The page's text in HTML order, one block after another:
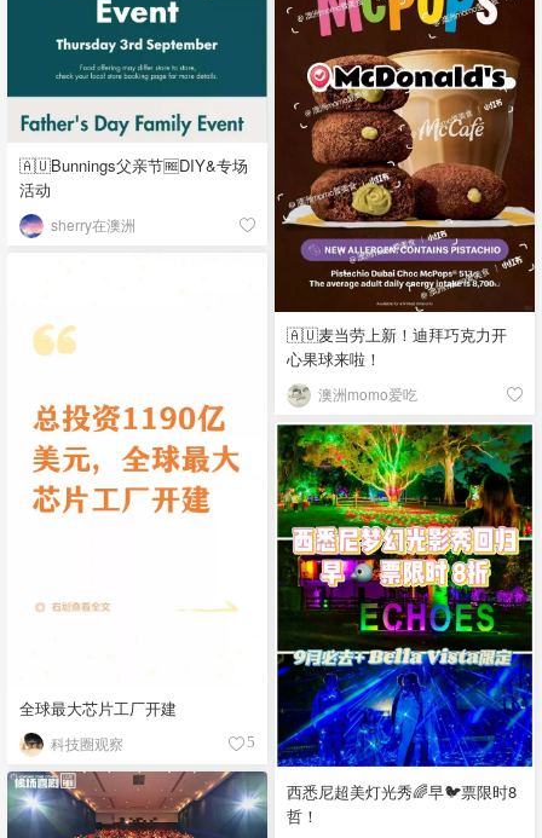
🇦🇺Bunnings父亲节🆓DIY&专场
活动
sherry在澳洲
🇦🇺麦当劳上新！迪拜巧克力开
心果球来啦！
澳洲momo爱吃
全球最大芯片工厂开建
科技圈观察 5
西悉尼超美灯光秀🌈早🐦票限时8
哲！